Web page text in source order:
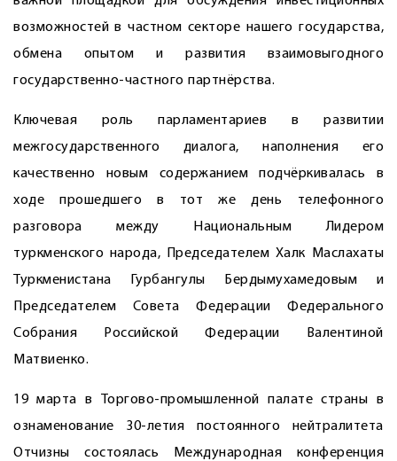
возможностей в частном секторе нашего государства,
обмена опытом и развития взаимовыгодного
государственно-частного партнёрства.
Ключевая роль парламентариев в развитии
межгосударственного диалога, наполнения его
качественно новым содержанием подчёркивалась в
ходе прошедшего в тот же день телефонного
разговора между Национальным Лидером
туркменского народа, Председателем Халк Маслахаты
Туркменистана Гурбангулы Бердымухамедовым и
Председателем Совета Федерации Федерального
Собрания Российской Федерации Валентиной
Матвиенко.
19 марта в Торгово-промышленной палате страны в
ознаменование 30-летия постоянного нейтралитета
Отчизны состоялась Международная конференция